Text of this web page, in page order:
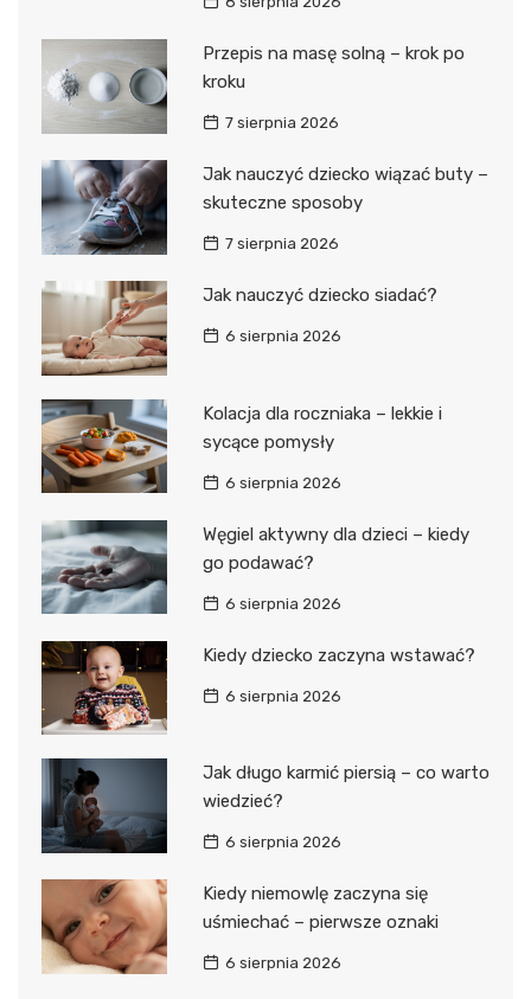
Przepis na masę solną – krok po
kroku
7 sierpnia 2026
Jak nauczyć dziecko wiązać buty –
skuteczne sposoby
7 sierpnia 2026
Jak nauczyć dziecko siadać?
6 sierpnia 2026
Kolacja dla roczniaka – lekkie i
sycące pomysły
6 sierpnia 2026
Węgiel aktywny dla dzieci – kiedy
go podawać?
6 sierpnia 2026
Kiedy dziecko zaczyna wstawać?
6 sierpnia 2026
Jak długo karmić piersią – co warto
wiedzieć?
6 sierpnia 2026
Kiedy niemowlę zaczyna się
uśmiechać – pierwsze oznaki
6 sierpnia 2026